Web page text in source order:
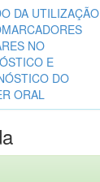
DA UTILIZAÇÃO
NO
E
DO
ORAL